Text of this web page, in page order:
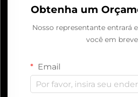
Obtenha um
Nosso representante entrará
você em
Email